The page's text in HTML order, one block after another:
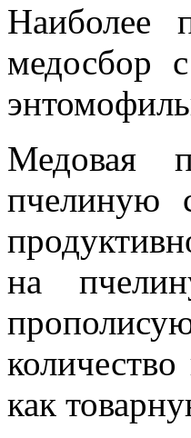
Наиболее
медосбор
Медовая
пчелиную
на
как